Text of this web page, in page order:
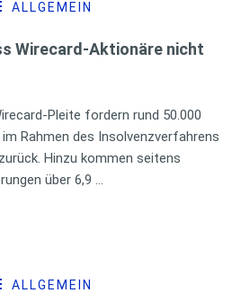
ALLGEMEIN
Wirecard-Aktionäre nicht
Pleite fordern rund 50.000
Rahmen des Insolvenzverfahrens
Hinzu kommen seitens
über 6,9 …
ALLGEMEIN